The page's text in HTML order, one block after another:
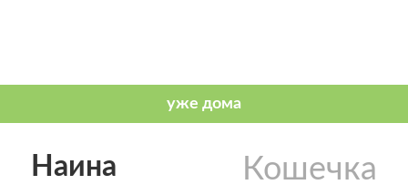
Кошечка
Наина